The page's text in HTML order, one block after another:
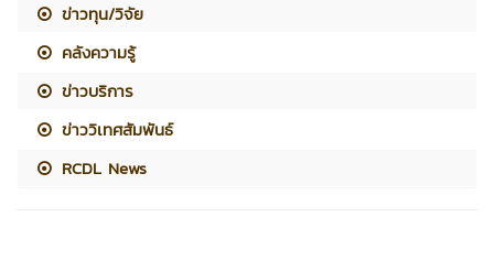
ข่าวทุน/วิจัย
คลังความรู้
ข่าวบริการ
ข่าววิเทศสัมพันธ์
RCDL News